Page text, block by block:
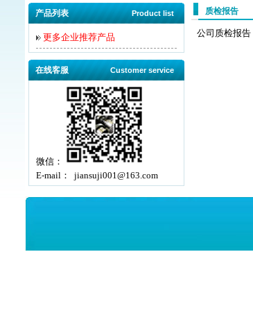
Product list
产品列表
更多企业推荐产品
Customer service
在线客服
微信：
E-mail： jiansuji001@163.com
质检报告
公司质检报告